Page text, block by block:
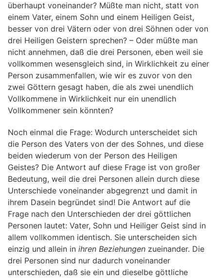
überhaupt voneinander? Müßte man nicht, statt von
einem Vater, einem Sohn und einem Heiligen Geist,
besser von drei Vätern oder von drei Söhnen oder von
drei Heiligen Geistern sprechen? – Oder müßte man
nicht annehmen, daß die drei Personen, eben weil sie
vollkommen wesensgleich sind, in Wirklichkeit zu einer
Person zusammenfallen, wie wir es zuvor von den
zwei Göttern gesagt haben, die als zwei unendlich
Vollkommene in Wirklichkeit nur ein unendlich
Vollkommener sein könnten?
Noch einmal die Frage: Wodurch unterscheidet sich
die Person des Vaters von der des Sohnes, und diese
beiden wiederum von der Person des Heiligen
Geistes? Die Antwort auf diese Frage ist von großer
Bedeutung, weil die drei Personen allein durch diese
Unterschiede voneinander abgegrenzt und damit in
ihrem Dasein begründet sind! Die Antwort auf die
Frage nach den Unterschieden der drei göttlichen
Personen lautet: Vater, Sohn und Heiliger Geist sind in
allem vollkommen identisch. Sie unterscheiden sich
einzig und allein in ihren Beziehungen zueinander. Die
drei Personen sind nur dadurch voneinander
unterschieden, daß sie ein und dieselbe göttliche